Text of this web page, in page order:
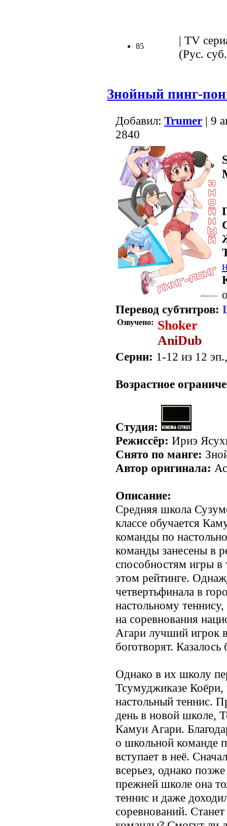
85
| TV
(Рус.
Знойный пинг-
Добавил: Trumer | 9
2840
Перевод субтитров:
Озвучено: Shoker
AniDub
Серии: 1-12 из 12
Возрастное
Студия:
Режиссёр: Ириэ
Снято по манге:
Автор оригинала:
Описание:
Средняя школа
классе обучается
команды по
команды занесены в
способностям игры
этом рейтинге.
четвертьфинала в
настольному
на соревнования
Агари лучший игрок
боготворят.
Однако в их школу
Тсумуджиказе Коёри,
настольный теннис.
день в новой школе,
Камуи Агари.
о школьной команде
вступает в неё.
всерьез, однако
прежней школе она
теннис и даже
соревнований.